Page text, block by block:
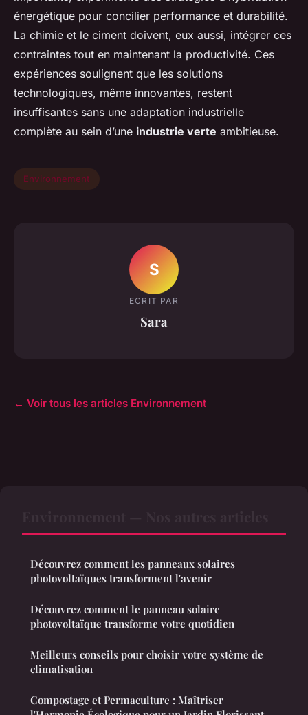
énergétique pour concilier performance et durabilité.
La chimie et le ciment doivent, eux aussi, intégrer ces
contraintes tout en maintenant la productivité. Ces
expériences soulignent que les solutions
technologiques, même innovantes, restent
insuffisantes sans une adaptation industrielle
complète au sein d’une industrie verte ambitieuse.
Environnement
S
ECRIT PAR
Sara
← Voir tous les articles Environnement
Découvrez comment les panneaux solaires
photovoltaïques transforment l'avenir
Découvrez comment le panneau solaire
photovoltaïque transforme votre quotidien
Meilleurs conseils pour choisir votre système de
climatisation
Compostage et Permaculture : Maîtriser